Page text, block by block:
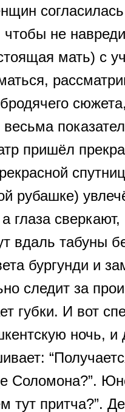
чтобы не
мать) с
пришёл
рубашке)
глаза
вдаль табуны
бургунди и
следит за
губки. И вот
ночь, и
Соломона?”.
тут притча?”.